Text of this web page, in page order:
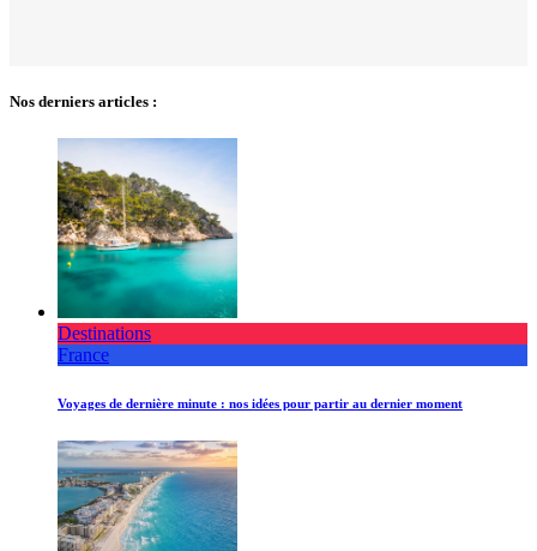
Nos derniers articles :
Destinations
France
Voyages de dernière minute : nos idées pour partir au dernier moment